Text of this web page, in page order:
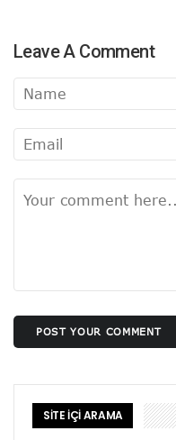
Leave A Comment
POST YOUR COMMENT
SİTE İÇİ ARAMA